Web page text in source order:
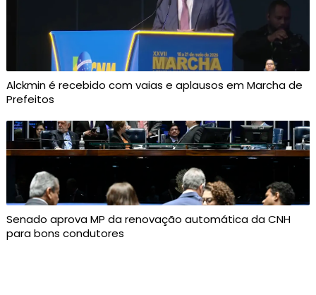
Alckmin é recebido com vaias e aplausos em Marcha de
Prefeitos
Senado aprova MP da renovação automática da CNH
para bons condutores